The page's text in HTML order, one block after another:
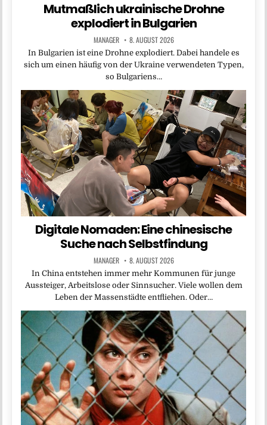
Mutmaßlich ukrainische Drohne
explodiert in Bulgarien
MANAGER 8. AUGUST 2026
In Bulgarien ist eine Drohne explodiert. Dabei handele es
sich um einen häufig von der Ukraine verwendeten Typen,
so Bulgariens…
Digitale Nomaden: Eine chinesische
Suche nach Selbstfindung
MANAGER 8. AUGUST 2026
In China entstehen immer mehr Kommunen für junge
Aussteiger, Arbeitslose oder Sinnsucher. Viele wollen dem
Leben der Massenstädte entfliehen. Oder…